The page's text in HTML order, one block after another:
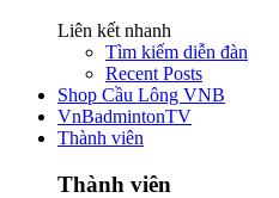
Liên kết nhanh
Tìm kiếm diễn đàn
Recent Posts
Shop Cầu Lông VNB
VnBadmintonTV
Thành viên
Thành viên